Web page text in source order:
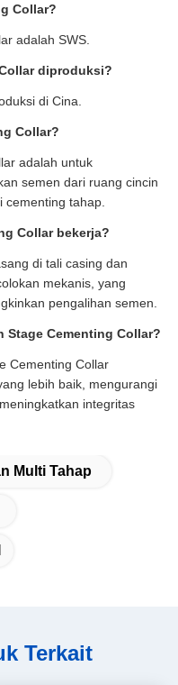
Collar?
adalah SWS.
diproduksi?
di Cina.
Collar?
adalah untuk
semen dari ruang cincin
cementing tahap.
Collar bekerja?
di tali casing dan
mekanis, yang
pengalihan semen.
Stage Cementing Collar?
Cementing Collar
lebih baik, mengurangi
integritas
Multi Tahap
Terkait